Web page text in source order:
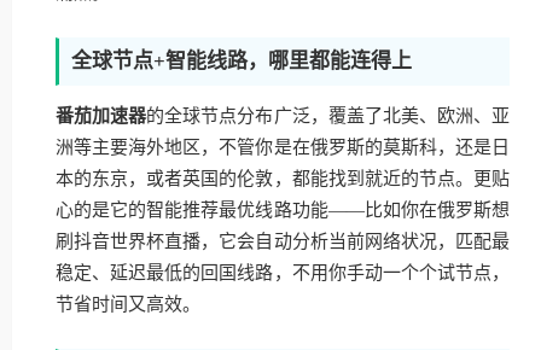
全球节点+智能线路，哪里都能连得上
番茄加速器的全球节点分布广泛，覆盖了北美、欧洲、亚
洲等主要海外地区，不管你是在俄罗斯的莫斯科，还是日
本的东京，或者英国的伦敦，都能找到就近的节点。更贴
心的是它的智能推荐最优线路功能——比如你在俄罗斯想
刷抖音世界杯直播，它会自动分析当前网络状况，匹配最
稳定、延迟最低的回国线路，不用你手动一个个试节点，
节省时间又高效。